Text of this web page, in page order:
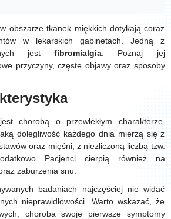
obszarze tkanek miękkich dotykają coraz
w lekarskich gabinetach. Jedną z
jestfibromialgia . Poznaj jej
przyczyny, częste objawy oraz sposoby
chorobą o przewlekłym charakterze.
dolegliwość każdego dnia mierzą się z
oraz mięśni, z niezliczoną liczbą tzw.
Pacjenci cierpią również na
zaburzenia snu.
badaniach najczęściej nie widać
nieprawidłowości. Warto wskazać, że
choroba swoje pierwsze symptomy